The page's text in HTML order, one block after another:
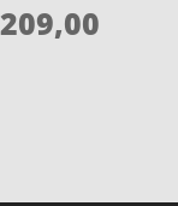
209,00